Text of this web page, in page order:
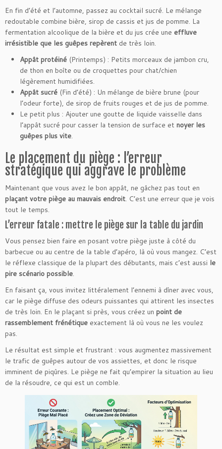
En fin d’été et l’automne, passez au cocktail sucré. Le mélange
redoutable combine bière, sirop de cassis et jus de pomme. La
fermentation alcoolique de la bière et du jus crée une effluve
irrésistible que les guêpes repèrent de très loin.
Appât protéiné (Printemps) : Petits morceaux de jambon cru,
de thon en boîte ou de croquettes pour chat/chien
légèrement humidifiées.
Appât sucré (Fin d’été) : Un mélange de bière brune (pour
l’odeur forte), de sirop de fruits rouges et de jus de pomme.
Le petit plus : Ajouter une goutte de liquide vaisselle dans
l’appât sucré pour casser la tension de surface et noyer les
guêpes plus vite.
Le placement du piège : l’erreur
stratégique qui aggrave le problème
Maintenant que vous avez le bon appât, ne gâchez pas tout en
plaçant votre piège au mauvais endroit. C’est une erreur que je vois
tout le temps.
L’erreur fatale : mettre le piège sur la table du jardin
Vous pensez bien faire en posant votre piège juste à côté du
barbecue ou au centre de la table d’apéro, là où vous mangez. C’est
le réflexe classique de la plupart des débutants, mais c’est aussi le
pire scénario possible.
En faisant ça, vous invitez littéralement l’ennemi à dîner avec vous,
car le piège diffuse des odeurs puissantes qui attirent les insectes
de très loin. En le plaçant si près, vous créez un point de
rassemblement frénétique exactement là où vous ne les voulez
pas.
Le résultat est simple et frustrant : vous augmentez massivement
le trafic de guêpes autour de vos assiettes, et donc le risque
imminent de piqûres. Le piège ne fait qu’empirer la situation au lieu
de la résoudre, ce qui est un comble.